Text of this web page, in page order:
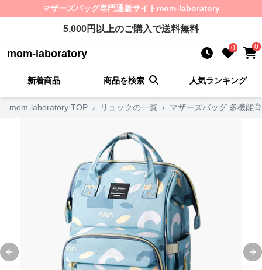
マザーズバッグ専門通販サイト mom-laboratory
5,000円以上のご購入で送料無料
mom-laboratory 0 0
新着商品 商品を検索 人気ランキング
mom-laboratory TOP › リュックの一覧 › マザーズバッグ 多機能
Previous slide